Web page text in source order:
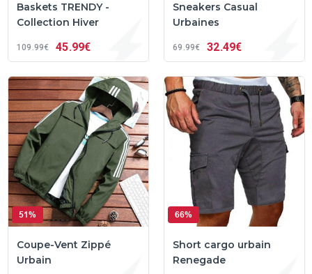
Baskets TRENDY -
Collection Hiver
109 99€ 45 99€
Sneakers Casual
Urbaines
69 99€ 32 49€
51%
Coupe-Vent Zippé
Urbain
66%
Short cargo urbain
Renegade